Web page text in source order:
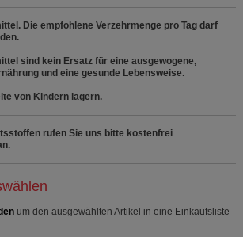
sammeln, mit deren Hilfe wir unsere
für Sie optimieren können, den Inhalt
aber auch die Werbung auf
relevant für Sie zu gestalten.
oder soziale Medien
Die empfohlene Verzehrmenge pro Tag darf
sind kein Ersatz für eine ausgewogene,
und eine gesunde Lebensweise.
von Kindern lagern.
rufen Sie uns bitte kostenfrei
um den ausgewählten Artikel in eine Einkaufsliste